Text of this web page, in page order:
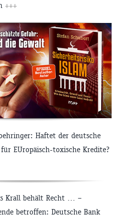
+++
Haftet der deutsche
EUropäisch-toxische Kredite?
Krall behält Recht … –
betroffen: Deutsche Bank